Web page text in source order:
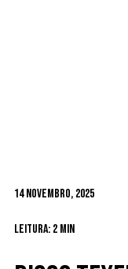
14 Novembro, 2025
Leitura: 2 min